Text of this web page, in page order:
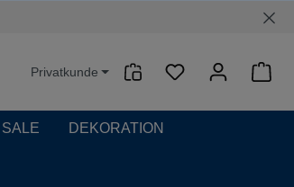
Privatkunde
SALE DEKORATION